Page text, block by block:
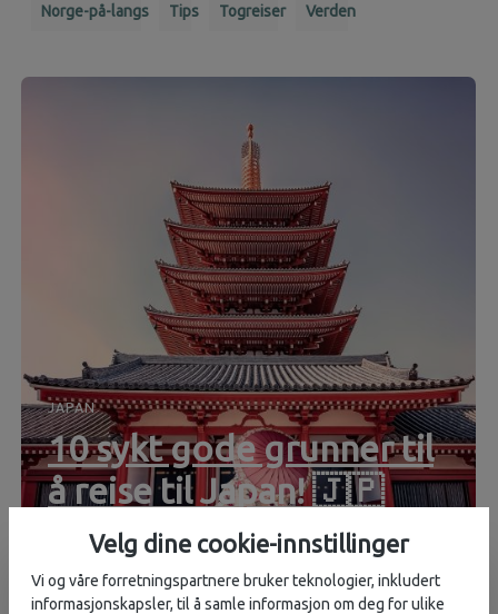
Norge-på-langs Tips Togreiser Verden
JAPAN
10 sykt gode grunner til
å reise til Japan! 🇯🇵
Skjønne og grønne zen-hager, dundrende spillehaller og
flimrende neonlys, klaustrofobiske kapsul-hoteller og
katte-kaféer... det finnes ingen steder i verden akkurat som
Japan.
Velg dine cookie-innstillinger
Vi og våre forretningspartnere bruker teknologier, inkludert
informasjonskapsler, til å samle informasjon om deg for ulike